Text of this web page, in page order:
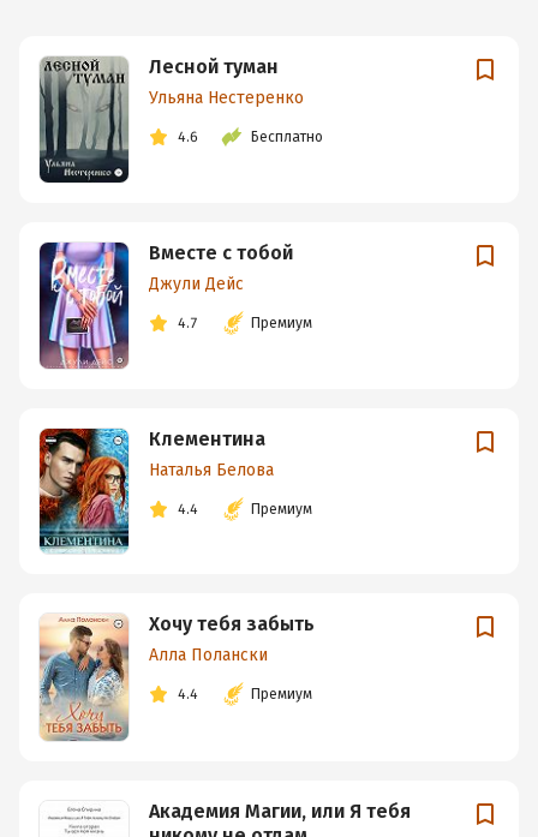
Лесной туман
Ульяна Нестеренко
4.6 Бесплатно
Вместе с тобой
Джули Дейс
4.7 Премиум
Клементина
Наталья Белова
4.4 Премиум
Хочу тебя забыть
Алла Полански
4.4 Премиум
Академия Магии, или Я тебя